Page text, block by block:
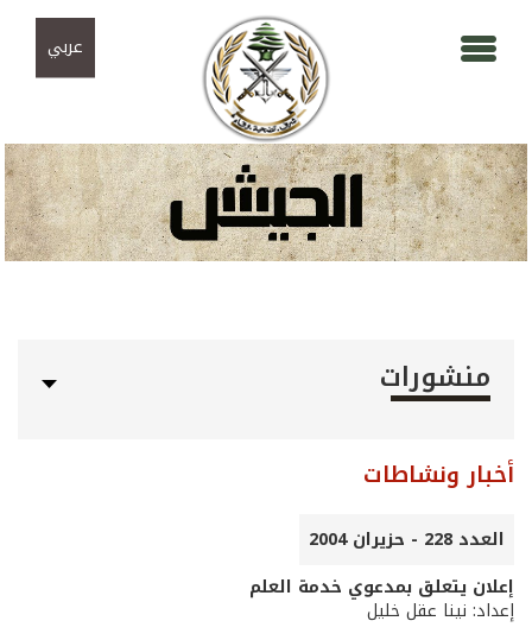
عربي
منشورات
أخبار ونشاطات
العدد 228 - حزيران 2004
إعلان يتعلق بمدعوي خدمة العلم
إعداد: نينا عقل خليل